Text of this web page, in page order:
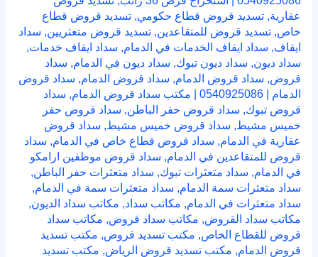
عقارية, تسديد قروض قطاع حكومي, تسديد قروض قطاع
خاص, تسديد قروض للمتقاعدين, تسديد قروض متعثريين, سداد
ايقاف, سداد ايقاف الخدمات في الدمام, سداد ايقاف خدمات,
سداد ديون, سداد ديون تبوك, سداد ديون في الدمام, سداد
قروض, سداد قروض الدمام, سداد قروض الدمام, سداد قروض
الدمام | 0540925086 | مكتب سداد قروض الدمام
, سداد
قروض تبوك, سداد قروض حفر الباطن, سداد قروض حفر
خميس مشيط, سداد قروض خميس مشيط, سداد قروض
عقارية في الدمام, سداد قروض قطاع خاص في الدمام, سداد
قروض للمتقاعدين في الدمام, سداد قروض موظفين ارامكو
في الدمام, سداد متعثرات تبوك, سداد متعثرات حفر الباطن,
سداد متعثرات سمة الدمام, سداد متعثرات سمة في الدمام,
سداد متعثرات في الدمام, مكاتب سداد, مكاتب سداد الديون,
مكاتب سداد القروض, مكاتب سداد قروض, مكاتب سداد
قروض للقطاع الخاص, مكتب تسديد قروض, مكتب تسديد
قروض الدمام, مكتب تسديد قروض الرياض, مكتب تسديد